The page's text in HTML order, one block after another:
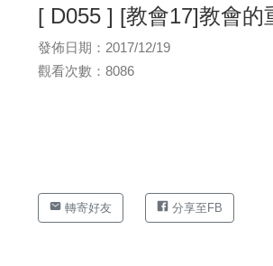
[ D055 ] [教會17]教會
發佈日期：2017/12/19
觀看次數：8086
轉寄好友 分享至FB